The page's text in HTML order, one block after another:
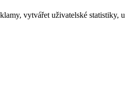
vytvářet uživatelské